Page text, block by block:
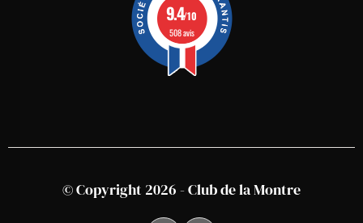
9.4/10
508 avis
© Copyright 2026 - Club de la Montre